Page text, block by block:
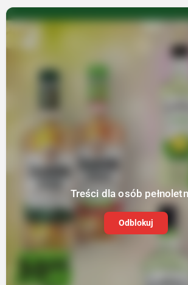
Treści dla osób
Odblokuj